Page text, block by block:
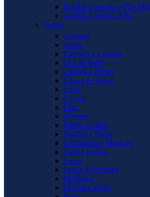
Rendas Cupcake e Pão Mel
Rendas Especial Bolo
Temas
Animais
Anjos
Carrocel e Cavalos
Chá de Bebê
Chaves e Portas
Chuva de Amor
Circo
Coroas
Cruz
Eventos
Fundo do Mar
Futebol e Bolas
Instrumentos Musicais
Joias e Pedras
Laços
Letras e Números
Molduras
Pérolas e Bolas